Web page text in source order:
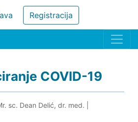
Registracija
COVID-19
sc. Dean Delić, dr. med.